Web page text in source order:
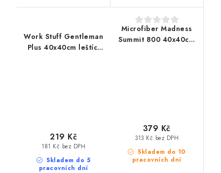
Work Stuff Gentleman
Plus 40x40cm leštící
Skladem do 5
pracovních dní
181 Kč bez DPH
219 Kč
Microfiber Madness
Summit 800 40x40cm
Skladem do 10
pracovních dní
313 Kč bez DPH
379 Kč